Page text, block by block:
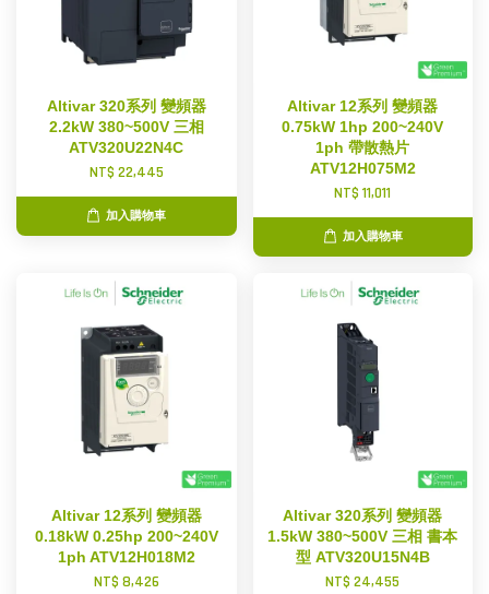
Altivar 320系列 變頻器
2.2kW 380~500V 三相
ATV320U22N4C
NT$ 22,445
加入購物車
Altivar 12系列 變頻器
0.75kW 1hp 200~240V
1ph 帶散熱片
ATV12H075M2
NT$ 11,011
加入購物車
Altivar 12系列 變頻器
0.18kW 0.25hp 200~240V
1ph ATV12H018M2
NT$ 8,426
Altivar 320系列 變頻器
1.5kW 380~500V 三相 書本
型 ATV320U15N4B
NT$ 24,455